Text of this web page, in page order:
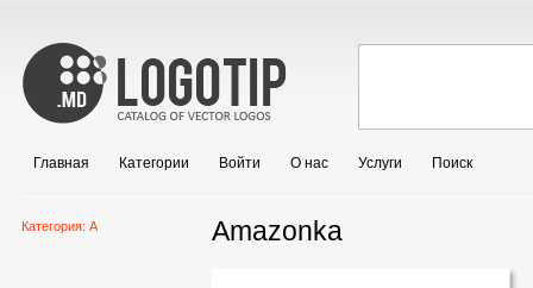
Главная Категории Войти О нас Услуги Поиск
Категория: A Amazonka